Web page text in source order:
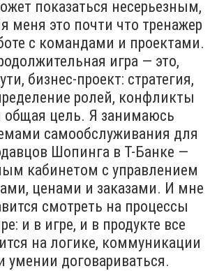
показаться несерьезным,
меня это почти что тренажер
с командами и проектами.
игра — это,
бизнес-проект: стратегия,
ролей, конфликты
общая цель. Я занимаюсь
самообслуживания для
Шопинга в Т-Банке —
кабинетом с управлением
ценами и заказами. И мне
смотреть на процессы
и в игре, и в продукте все
на логике, коммуникации
умении договариваться.